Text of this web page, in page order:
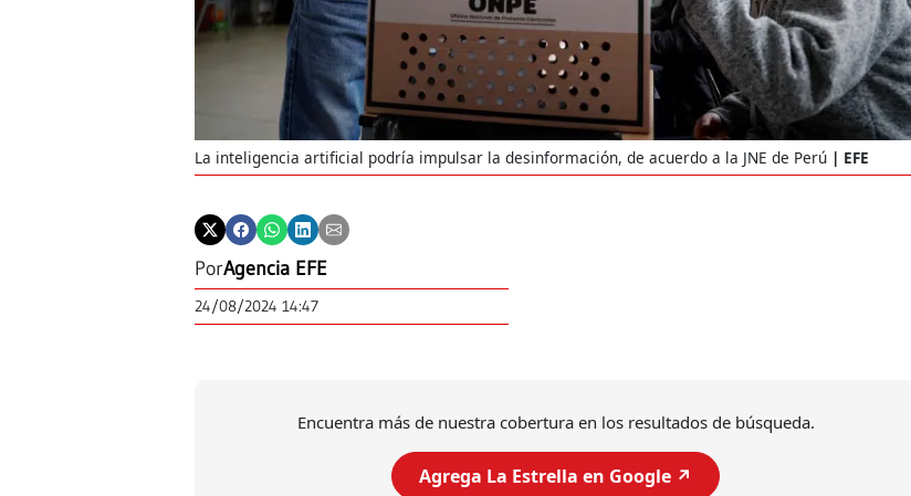
La inteligencia artificial podría impulsar la desinformación, de acuerdo a la JNE de Perú EFE
PorAgencia EFE
24/08/2024 14:47
Encuentra más de nuestra cobertura en los resultados de búsqueda.
Agrega La Estrella en Google ↗️
Un fuerte terremoto de magnitud
7,1 se registró este martes 28 de
julio en la prefectura de Kumamoto,